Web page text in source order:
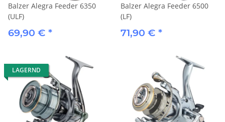
Balzer Alegra Feeder 6350
(ULF)
69,90 € *
Balzer Alegra Feeder 6500
(LF)
71,90 € *
LAGERND